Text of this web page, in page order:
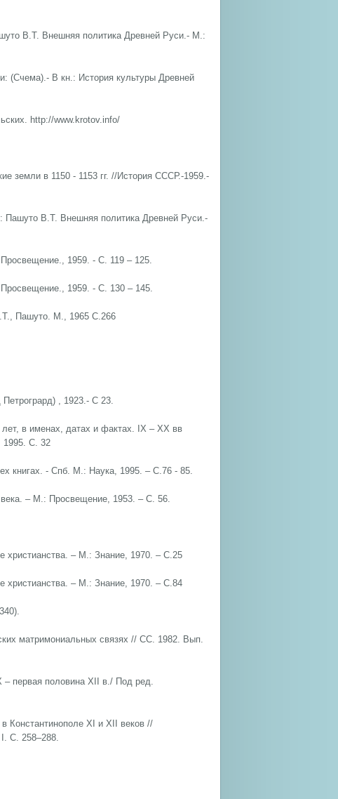
В.Т. Внешняя политика Древней Руси.- М.:
(Счема).- В кн.: История культуры Древней
http://www.krotov.info/
земли в 1150 - 1153 гг. //История СССР.-1959.-
Пашуто В.Т. Внешняя политика Древней Руси.-
1959. - С. 119 – 125.
1959. - С. 130 – 145.
Пашуто. М., 1965 С.266
, 1923.- С 23.
в именах, датах и фактах. IX – XX вв
С. 32
книгах. - Спб. М.: Наука, 1995. – С.76 - 85.
– М.: Просвещение, 1953. – С. 56.
христианства. – М.: Знание, 1970. – С.25
христианства. – М.: Знание, 1970. – С.84
матримониальных связях // СС. 1982. Вып.
– первая половина XII в./ Под ред.
Константи­нополе XI и XII веков //
С. 258–288.